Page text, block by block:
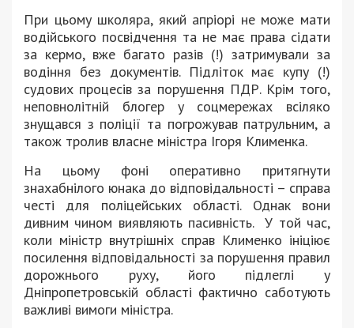
При цьому школяра, який апріорі не може мати
водійського посвідчення та не має права сідати
за кермо, вже багато разів (!) затримували за
водіння без документів. Підліток має купу (!)
судових процесів за порушення ПДР. Крім того,
неповнолітній блогер у соцмережах всіляко
знущався з поліції та погрожував патрульним, а
також тролив власне міністра Ігоря Клименка.
На цьому фоні оперативно притягнути
знахабнілого юнака до відповідальності – справа
честі для поліцейських області. Однак вони
дивним чином виявляють пасивність. У той час,
коли міністр внутрішніх справ Клименко ініціює
посилення відповідальності за порушення правил
дорожнього руху, його підлеглі у
Дніпропетровській області фактично саботують
важливі вимоги міністра.